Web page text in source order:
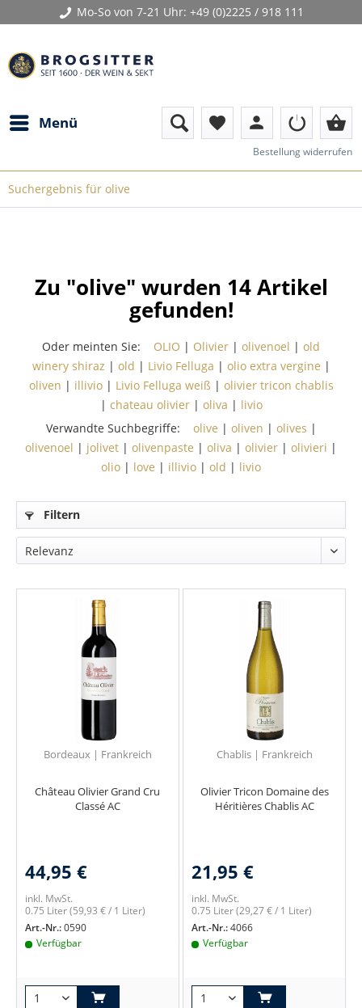
Mo-So von 7-21 Uhr: +49 (0)2225 / 918 111
Menü favorite person shopping_basket
Bestellung widerrufen
Suchergebnis für olive
Zu "olive" wurden 14Artikel
gefunden!
Oder meinten Sie: OLIO | Olivier | olivenoel | old
winery shiraz | old | Livio Felluga | olio extra vergine |
oliven | illivio| Livio Felluga weiß | olivier tricon chablis
| chateau olivier| oliva | livio
Verwandte Suchbegriffe:
olive | oliven | olives |
olivenoel | jolivet | olivenpaste | oliva | olivier | olivieri |
olio | love | illivio | old | livio
Filtern
Bordeaux | Frankreich
Château Olivier Grand Cru
Classé AC
44,95 €
inkl. MwSt.
0.75 Liter(59,93 € / 1 Liter)
Art.-Nr.:0590
Verfügbar
Chablis | Frankreich
Olivier Tricon Domaine des
Héritières Chablis AC
21,95 €
inkl. MwSt.
0.75 Liter(29,27 € / 1 Liter)
Art.-Nr.:4066
Verfügbar